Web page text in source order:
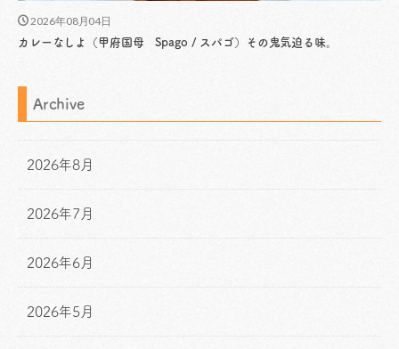
2026年08月04日
カレーなしよ（甲府国母 Spago / スパゴ）その鬼気迫る味。
Archive
2026年8月
2026年7月
2026年6月
2026年5月